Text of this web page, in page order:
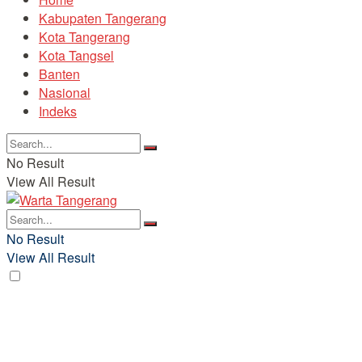
Kabupaten Tangerang
Kota Tangerang
Kota Tangsel
Banten
Nasional
Indeks
No Result
View All Result
No Result
View All Result